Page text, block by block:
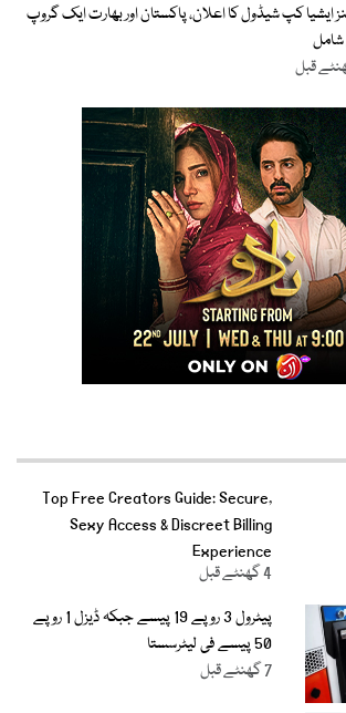
ایشیا کپ شیڈول کا اعلان، پاکستان اور بھارت ایک گروپ
Top Free Creators Guide: Secure,
Sexy Access & Discreet Billing
Experience
4 گھنٹے قبل
پیٹرول 3 روپے 19 پیسے جبکہ ڈیزل 1 روپے
50 پیسے فی لیٹرسستا
7 گھنٹے قبل